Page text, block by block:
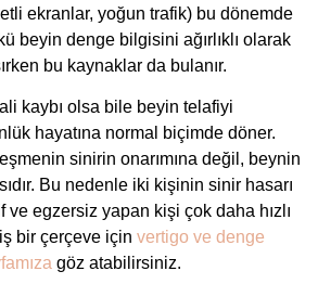
ekranlar, yoğun trafik) bu dönemde
beyin denge bilgisini ağırlıklı olarak
bu kaynaklar da bulanır.
kaybı olsa bile beyin telafiyi
hayatına normal biçimde döner.
sinirin onarımına değil, beynin
Bu nedenle iki kişinin sinir hasarı
ve egzersiz yapan kişi çok daha hızlı
bir çerçeve için vertigo ve denge
göz atabilirsiniz.